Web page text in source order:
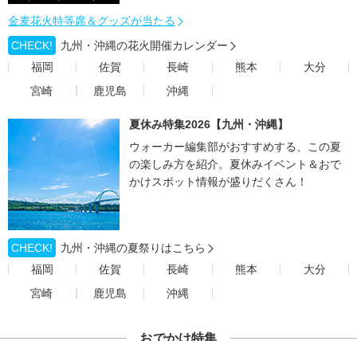
金麦花火特等席＆グッズが当たる
CHECK!
九州・沖縄の花火開催カレンダー
福岡
佐賀 長崎 熊本
大分
宮崎
鹿児島 沖縄
夏休み特集2026【九州・沖縄】
ウォーカー編集部がおすすめする、この夏
の楽しみ方を紹介。夏休みイベント＆おで
かけスポット情報が盛りだくさん！
CHECK!
九州・沖縄の夏祭りはこちら
福岡
佐賀 長崎 熊本
大分
宮崎
鹿児島 沖縄
おでかけ特集